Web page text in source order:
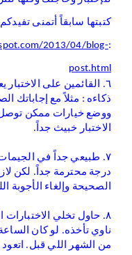
كتبتها سابقاً أتمنى تفيدكم
:
2013/04/blog-
post.html
٦. القائمين على الاختبار
ذكاءه : مثلاً مع إجاباتك
ووضع خيارات ممكن
الاختبار خبيث جداً.
٧. طبيعي جداً في
درجة محترمة جداً. لكن
الصحيحة وإلغاء الأجوبة
٨. حاول تخلي الاختبارات
من الشهر اللي قبل.